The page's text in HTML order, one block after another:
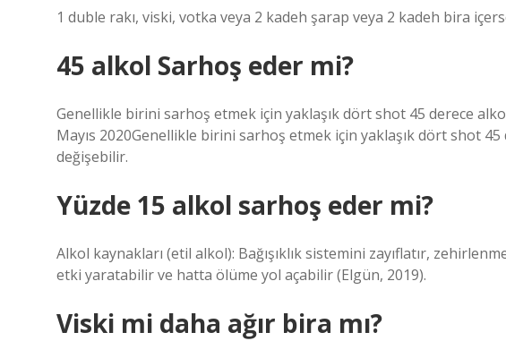
1 duble rakı, viski, votka veya 2 kadeh şarap veya 2 kadeh bira
45 alkol Sarhoş eder mi?
Genellikle birini sarhoş etmek için yaklaşık dört shot 45 derece
Mayıs 2020Genellikle birini sarhoş etmek için yaklaşık dört shot
değişebilir.
Yüzde 15 alkol sarhoş eder mi?
Alkol kaynakları (etil alkol): Bağışıklık sistemini zayıflatır,
etki yaratabilir ve hatta ölüme yol açabilir (Elgün, 2019).
Viski mi daha ağır bira mı?